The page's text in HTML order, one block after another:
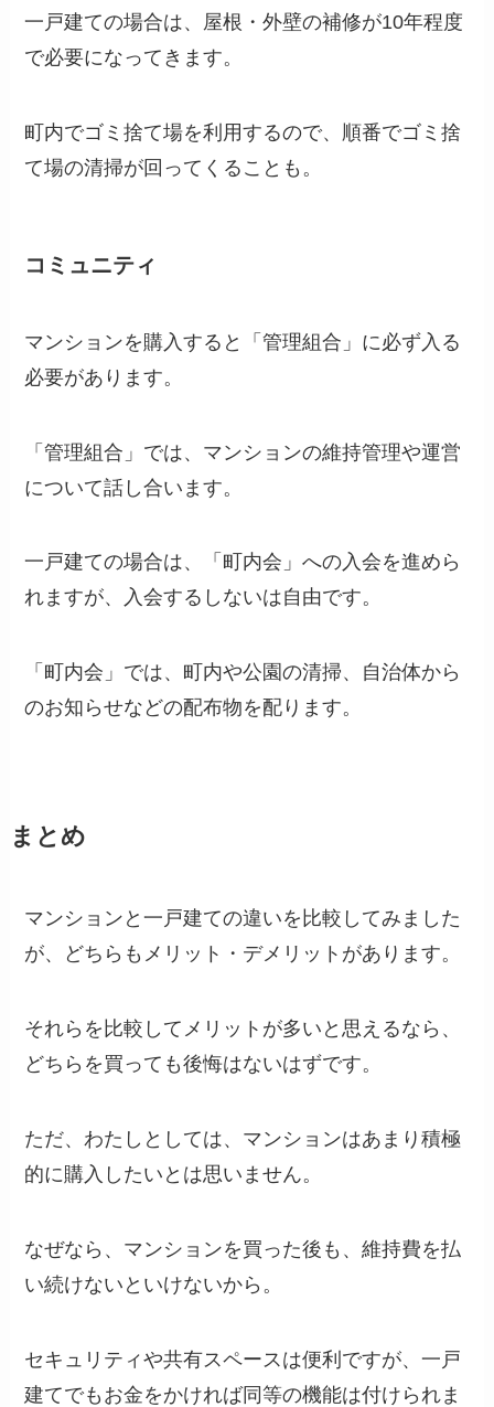
一戸建ての場合は、屋根・外壁の補修が10年程度
で必要になってきます。
町内でゴミ捨て場を利用するので、順番でゴミ捨
て場の清掃が回ってくることも。
コミュニティ
マンションを購入すると「管理組合」に必ず入る
必要があります。
「管理組合」では、マンションの維持管理や運営
について話し合います。
一戸建ての場合は、「町内会」への入会を進めら
れますが、入会するしないは自由です。
「町内会」では、町内や公園の清掃、自治体から
のお知らせなどの配布物を配ります。
まとめ
マンションと一戸建ての違いを比較してみました
が、どちらもメリット・デメリットがあります。
それらを比較してメリットが多いと思えるなら、
どちらを買っても後悔はないはずです。
ただ、わたしとしては、マンションはあまり積極
的に購入したいとは思いません。
なぜなら、マンションを買った後も、維持費を払
い続けないといけないから。
セキュリティや共有スペースは便利ですが、一戸
建てでもお金をかければ同等の機能は付けられま